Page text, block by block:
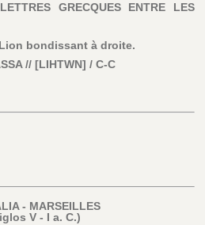
LETTRES GRECQUES ENTRE LES
Lion bondissant à droite.
// [LIHTWN] / C-C
- MARSEILLES
V - I a. C.)